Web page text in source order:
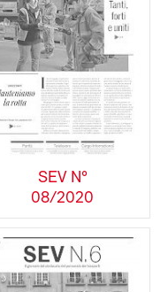
SEV N°
08/2020